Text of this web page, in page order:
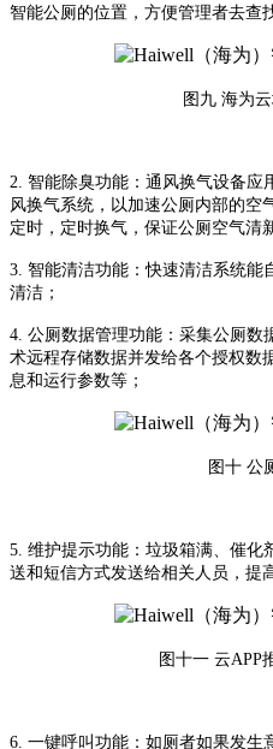
智能公厕的位置，方便管理者去查
图九 海为
2. 智能除臭功能：通风换气设备应
风换气系统，以加速公厕内部的空
定时，定时换气，保证公厕空气清
3. 智能清洁功能：快速清洁系统能
清洁；
4. 公厕数据管理功能：采集公厕数
术远程存储数据并发给各个授权数
息和运行参数等；
图十 公
5. 维护提示功能：垃圾箱满、催化
送和短信方式发送给相关人员，提
图十一 云APP
6. 一键呼叫功能：如厕者如果发生